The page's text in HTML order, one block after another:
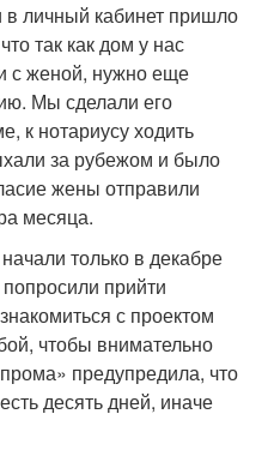
личный кабинет пришло
так как дом у нас
с женой, нужно еще
Мы сделали его
к нотариусу ходить
за рубежом и было
жены отправили
месяца.
только в декабре
прийти
с проектом
чтобы внимательно
предупредила, что
десять дней, иначе